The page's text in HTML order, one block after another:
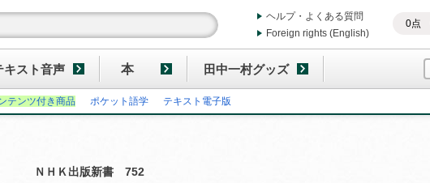
0点
ヘルプ・よくある質問
Foreign rights (English)
キスト音声 本 田中一村グッズ
テンツ付き商品 ポケット語学 テキスト電子版
ＮＨＫ出版新書 752